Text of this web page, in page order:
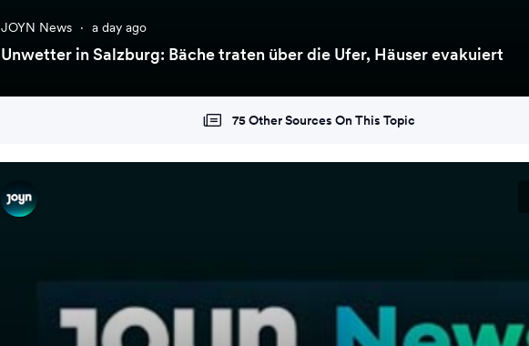
JOYN News · a day ago
Unwetter in Salzburg: Bäche traten über die Ufer, Häuser evakuiert
75 Other Sources On This Topic